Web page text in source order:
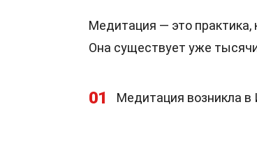
Медитация — это практика,
Она существует уже тысячи
01 Медитация возникла в